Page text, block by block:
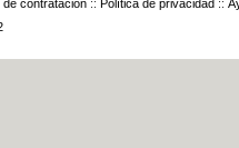
contratación :: Política de privacidad ::